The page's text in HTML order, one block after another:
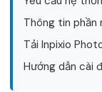
Thông tin phần
Tải Inpixio
Hướng dẫn cài